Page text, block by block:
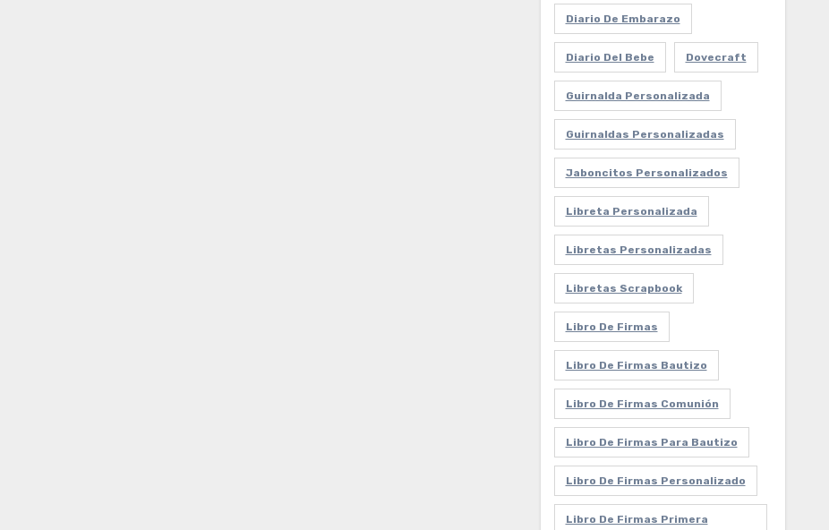
Diario De Embarazo
Diario Del Bebe Dovecraft
Guirnalda Personalizada
Guirnaldas Personalizadas
Jaboncitos Personalizados
Libreta Personalizada
Libretas Personalizadas
Libretas Scrapbook
Libro De Firmas
Libro De Firmas Bautizo
Libro De Firmas Comunión
Libro De Firmas Para Bautizo
Libro De Firmas Personalizado
Libro De Firmas Primera